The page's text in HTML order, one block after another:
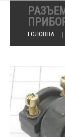
ГОЛОВНА